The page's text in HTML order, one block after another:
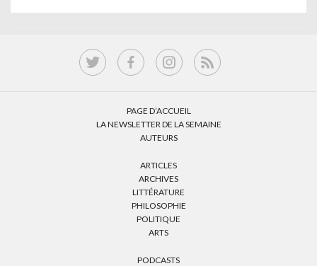
PAGE D’ACCUEIL
LA NEWSLETTER DE LA SEMAINE
AUTEURS
ARTICLES
ARCHIVES
LITTÉRATURE
PHILOSOPHIE
POLITIQUE
ARTS
PODCASTS